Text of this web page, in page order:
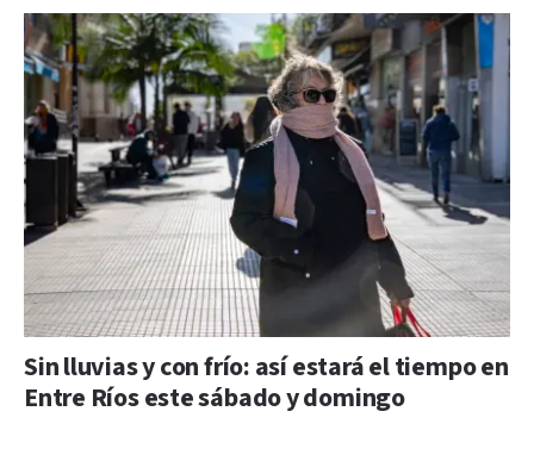
Sin lluvias y con frío: así estará el tiempo en
Entre Ríos este sábado y domingo